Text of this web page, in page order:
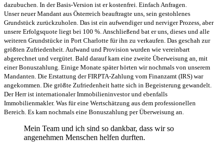
dazubuchen. In der Basis-Version ist er kostenfrei. Einfach Anfragen.
Unser neuer Mandant aus Österreich beauftragte uns, sein gestohlenes
Grundstück zurückzuholen. Das ist ein aufwendiger und nerviger Prozess, aber
unsere Erfolgsquote liegt bei 100 %. Anschließend bat er uns, dieses und alle
weiteren Grundstücke in Port Charlotte für ihn zu verkaufen. Das geschah zur
größten Zufriedenheit. Aufwand und Provision wurden wie vereinbart
abgerechnet und vergütet. Bald darauf kam eine zweite Überweisung an, mit
einer Bonuszahlung. Einige Monate später hörten wir nochmals von unserem
Mandanten. Die Erstattung der FIRPTA-Zahlung vom Finanzamt (IRS) war
angekommen. Die größte Zufriedenheit hatte sich in Begeisterung gewandelt.
Der Herr ist internationaler Immobilieninvestor und ebenfalls
Immobilienmakler. Was für eine Wertschätzung aus dem professionellen
Bereich. Es kam nochmals eine Bonuszahlung per Überweisung an.
Mein Team und ich sind so dankbar, dass wir so
angenehmen Menschen helfen durften.